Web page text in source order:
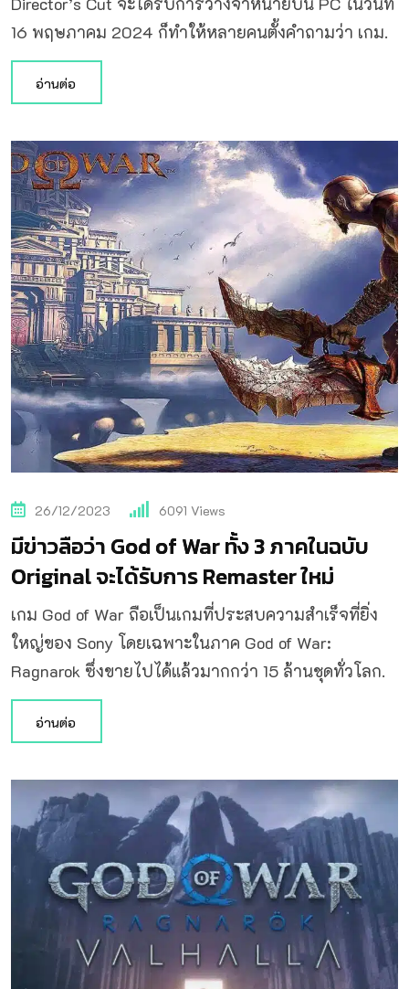
16 พฤษภาคม 2024 ก็ทำให้หลายคนตั้งคำถามว่า เกม.
อ่านต่อ
26/12/2023 6091 Views
มีข่าวลือว่า God of War ทั้ง 3 ภาคในฉบับ
Original จะได้รับการ Remaster ใหม่
เกม God of War ถือเป็นเกมที่ประสบความสำเร็จที่ยิ่ง
ใหญ่ของ Sony โดยเฉพาะในภาค God of War:
Ragnarok ซึ่งขายไปได้แล้วมากกว่า 15 ล้านชุดทั่วโลก.
อ่านต่อ